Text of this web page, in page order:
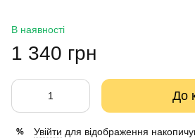
В наявності
1 340 грн
До
% Увійти для відображення